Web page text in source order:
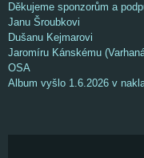
Děkujeme sponzorům a
Janu Šroubkovi
Dušanu Kejmarovi
Jaromíru Kánskému
OSA
Album vyšlo 1.6.2026 v